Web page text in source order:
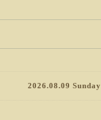
2026.08.09 Sunday